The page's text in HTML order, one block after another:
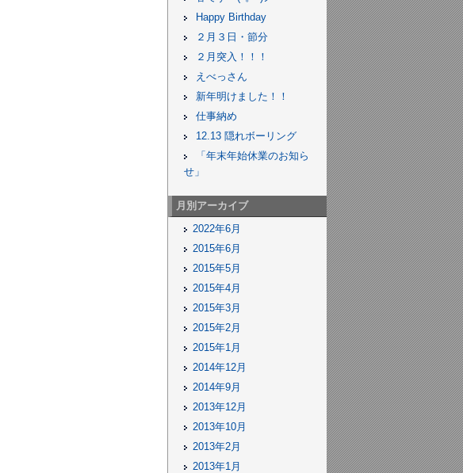
Happy Birthday
２月３日・節分
２月突入！！！
えべっさん
新年明けました！！
仕事納め
12.13 隠れボーリング
「年末年始休業のお知ら
せ」
月別アーカイブ
2022年6月
2015年6月
2015年5月
2015年4月
2015年3月
2015年2月
2015年1月
2014年12月
2014年9月
2013年12月
2013年10月
2013年2月
2013年1月